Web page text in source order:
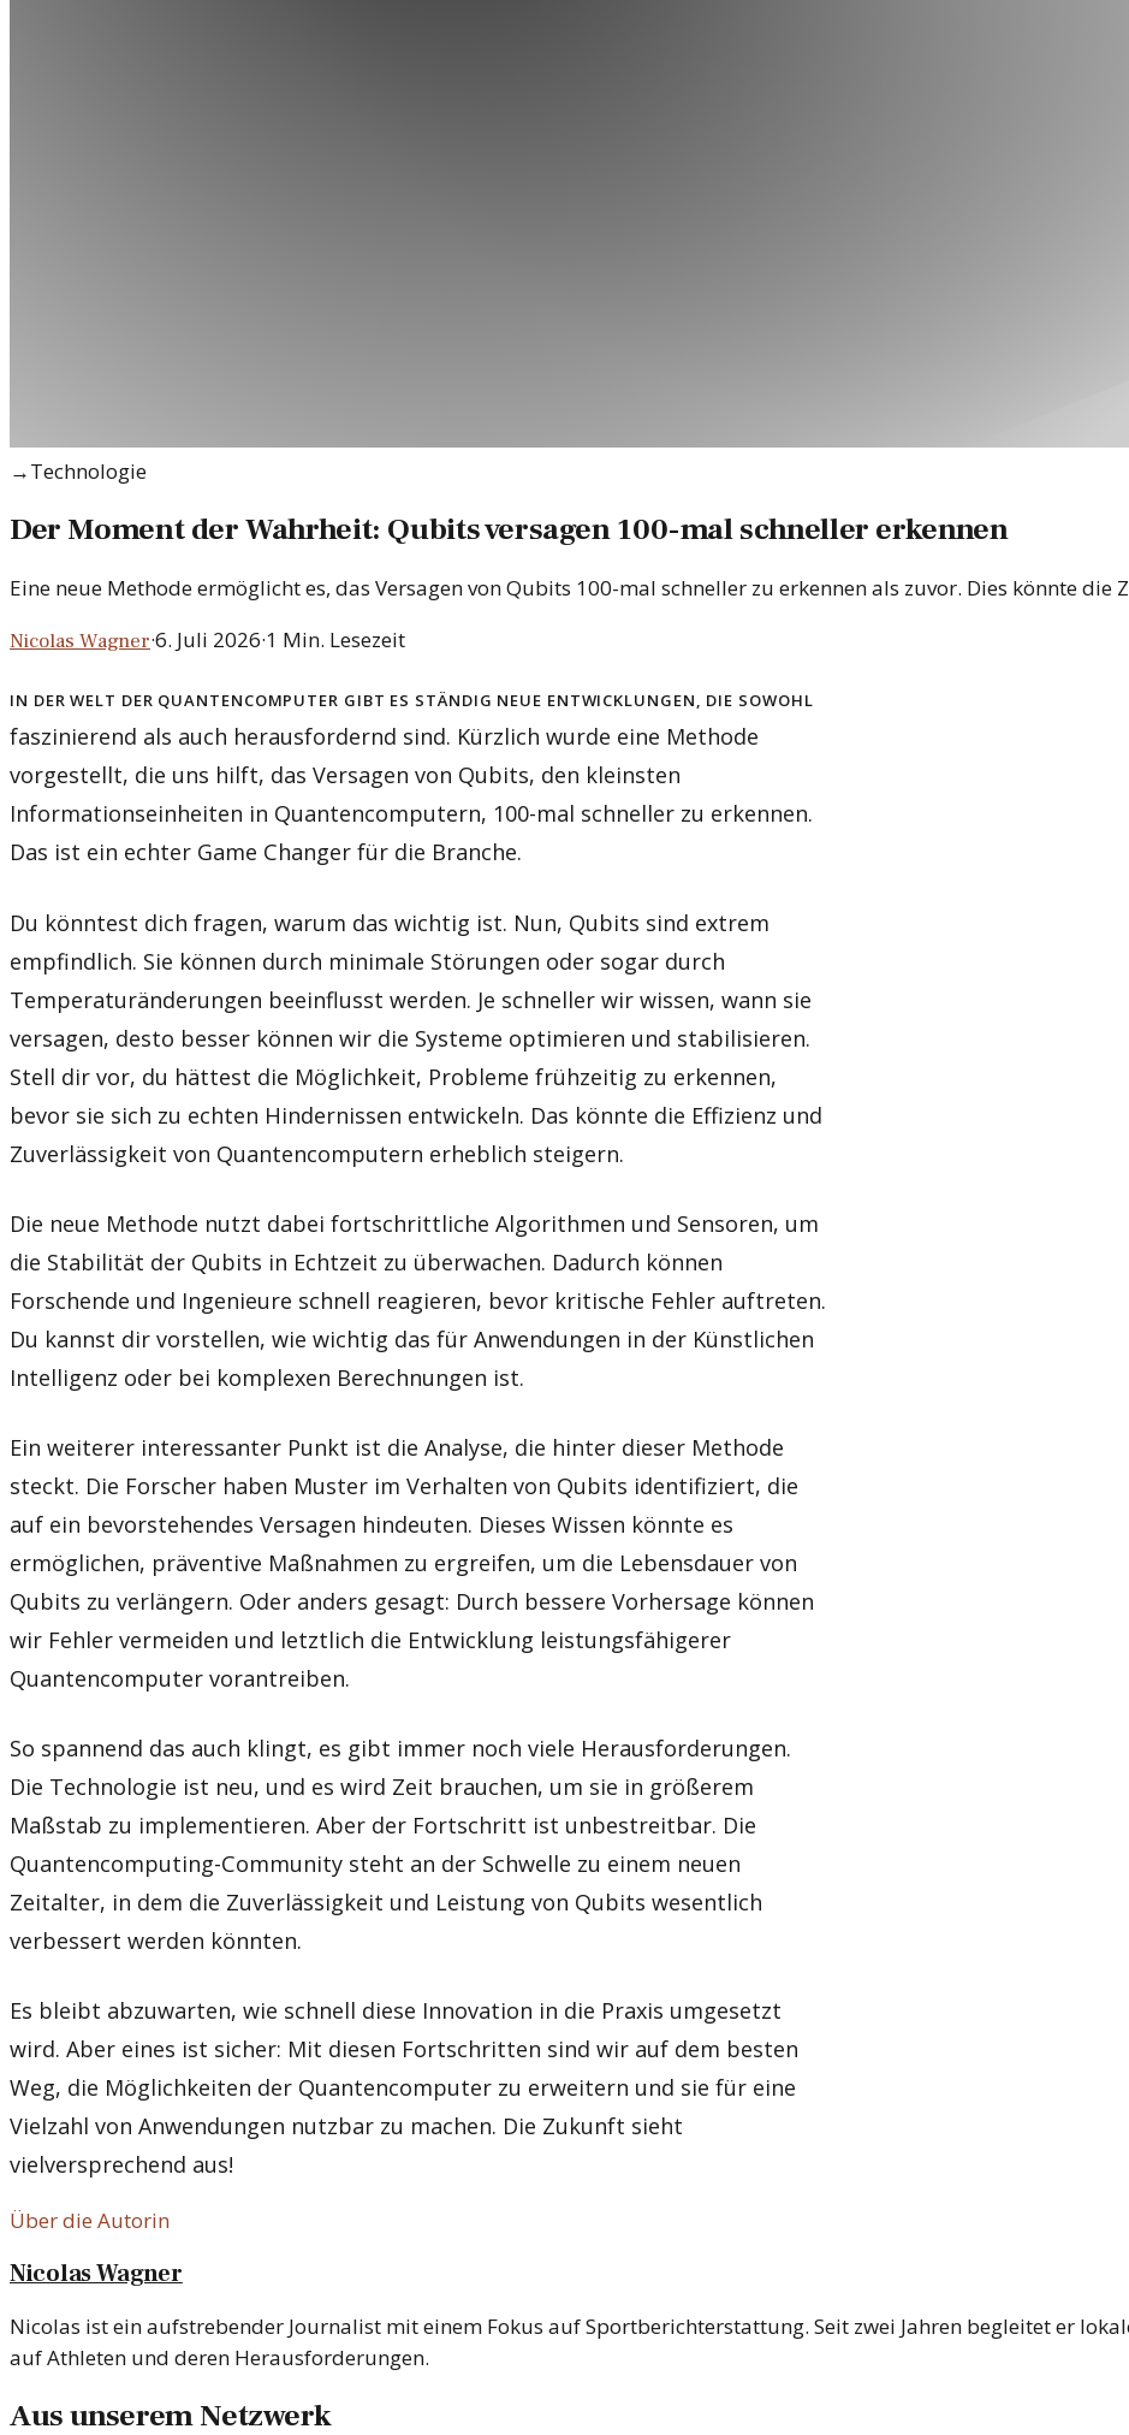
→Technologie
Der Moment der Wahrheit: Qubits versagen 100-mal schneller erkennen
Eine neue Methode ermöglicht es, das Versagen von Qubits 100-mal schneller zu erkennen als zuvor. Dies könnte
Nicolas Wagner·6. Juli 2026·1 Min. Lesezeit
In der Welt der Quantencomputer gibt es ständig neue Entwicklungen, die sowohl
faszinierend als auch herausfordernd sind. Kürzlich wurde eine Methode
vorgestellt, die uns hilft, das Versagen von Qubits, den kleinsten
Informationseinheiten in Quantencomputern, 100-mal schneller zu erkennen.
Das ist ein echter Game Changer für die Branche.
Du könntest dich fragen, warum das wichtig ist. Nun, Qubits sind extrem
empfindlich. Sie können durch minimale Störungen oder sogar durch
Temperaturänderungen beeinflusst werden. Je schneller wir wissen, wann sie
versagen, desto besser können wir die Systeme optimieren und stabilisieren.
Stell dir vor, du hättest die Möglichkeit, Probleme frühzeitig zu erkennen,
bevor sie sich zu echten Hindernissen entwickeln. Das könnte die Effizienz und
Zuverlässigkeit von Quantencomputern erheblich steigern.
Die neue Methode nutzt dabei fortschrittliche Algorithmen und Sensoren, um
die Stabilität der Qubits in Echtzeit zu überwachen. Dadurch können
Forschende und Ingenieure schnell reagieren, bevor kritische Fehler auftreten.
Du kannst dir vorstellen, wie wichtig das für Anwendungen in der Künstlichen
Intelligenz oder bei komplexen Berechnungen ist.
Ein weiterer interessanter Punkt ist die Analyse, die hinter dieser Methode
steckt. Die Forscher haben Muster im Verhalten von Qubits identifiziert, die
auf ein bevorstehendes Versagen hindeuten. Dieses Wissen könnte es
ermöglichen, präventive Maßnahmen zu ergreifen, um die Lebensdauer von
Qubits zu verlängern. Oder anders gesagt: Durch bessere Vorhersage können
wir Fehler vermeiden und letztlich die Entwicklung leistungsfähigerer
Quantencomputer vorantreiben.
So spannend das auch klingt, es gibt immer noch viele Herausforderungen.
Die Technologie ist neu, und es wird Zeit brauchen, um sie in größerem
Maßstab zu implementieren. Aber der Fortschritt ist unbestreitbar. Die
Quantencomputing-Community steht an der Schwelle zu einem neuen
Zeitalter, in dem die Zuverlässigkeit und Leistung von Qubits wesentlich
verbessert werden könnten.
Es bleibt abzuwarten, wie schnell diese Innovation in die Praxis umgesetzt
wird. Aber eines ist sicher: Mit diesen Fortschritten sind wir auf dem besten
Weg, die Möglichkeiten der Quantencomputer zu erweitern und sie für eine
Vielzahl von Anwendungen nutzbar zu machen. Die Zukunft sieht
vielversprechend aus!
Über die Autorin
Nicolas Wagner
Nicolas ist ein aufstrebender Journalist mit einem Fokus auf Sportberichterstattung. Seit zwei Jahren begleitet er
auf Athleten und deren Herausforderungen.
Aus unserem Netzwerk